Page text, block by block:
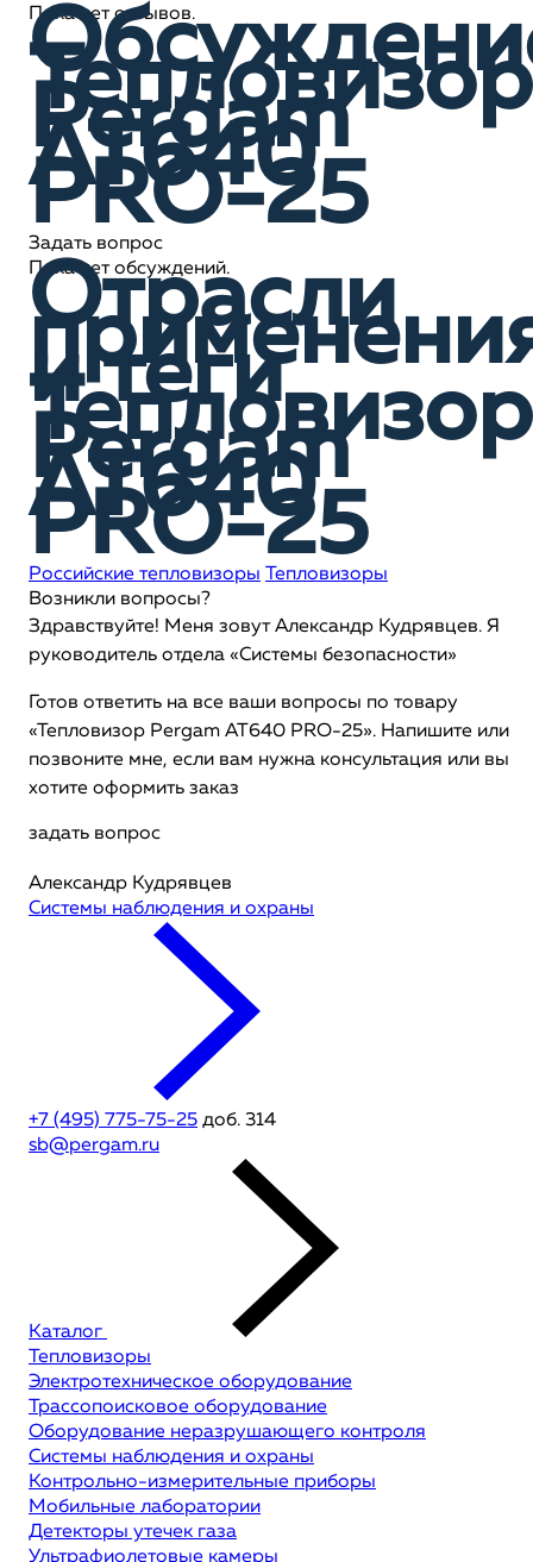
Пока нет отзывов.
Тепловизор
Pergam
AT640
PRO-25
Задать вопрос
Пока нет обсуждений.
Отрасли
и теги
Тепловизор
Pergam
AT640
PRO-25
Российские тепловизоры
Тепловизоры
Возникли вопросы?
Здравствуйте! Меня зовут Александр Кудрявцев. Я
руководитель отдела «Системы безопасности»
Готов ответить на все ваши вопросы по товару
«Тепловизор Pergam AT640 PRO-25». Напишите или
позвоните мне, если вам нужна консультация или вы
хотите оформить заказ
задать вопрос
Александр Кудрявцев
Системы наблюдения и охраны
+7 (495) 775-75-25 доб. 314
sb@pergam.ru
Каталог
Тепловизоры
Электротехническое оборудование
Трассопоисковое оборудование
Оборудование неразрушающего контроля
Системы наблюдения и охраны
Контрольно-измерительные приборы
Мобильные лаборатории
Детекторы утечек газа
Ультрафиолетовые камеры